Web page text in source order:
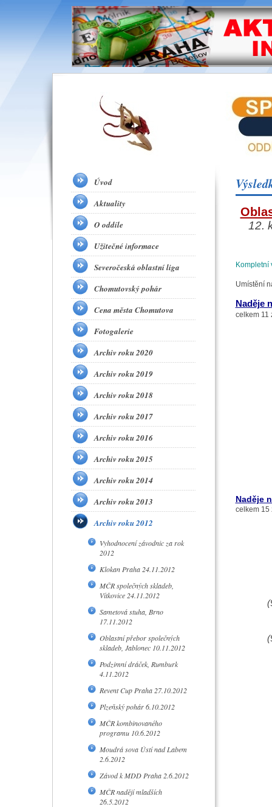
12.
Kompletní
Umístění
Naděje
celkem 11
Naděje
celkem 15
Úvod
Aktuality
O oddíle
Užitečné informace
Severočeská oblastní liga
Chomutovský pohár
Cena města Chomutova
Fotogalerie
Archiv roku 2020
Archiv roku 2019
Archiv roku 2018
Archiv roku 2017
Archiv roku 2016
Archiv roku 2015
Archiv roku 2014
Archiv roku 2013
Archiv roku 2012
Vyhodnocení závodnic za rok
2012
Klokan Praha 24.11.2012
MČR společných skladeb,
Vítkovice 24.11.2012
Sametová stuha, Brno
17.11.2012
Oblastní přebor společných
skladeb, Jablonec 10.11.2012
Podzimní dráček, Rumburk
4.11.2012
Revent Cup Praha 27.10.2012
Plzeňský pohár 6.10.2012
MČR kombinovaného
programu 10.6.2012
Moudrá sova Ústí nad Labem
2.6.2012
Závod k MDD Praha 2.6.2012
MČR nadějí mladších
26.5.2012